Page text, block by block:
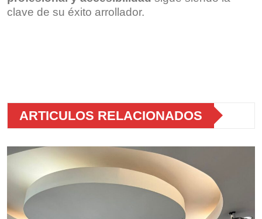
clave de su éxito arrollador.
ARTICULOS RELACIONADOS